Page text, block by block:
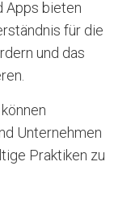
Apps bieten
für die
und das
Unternehmen
Praktiken zu